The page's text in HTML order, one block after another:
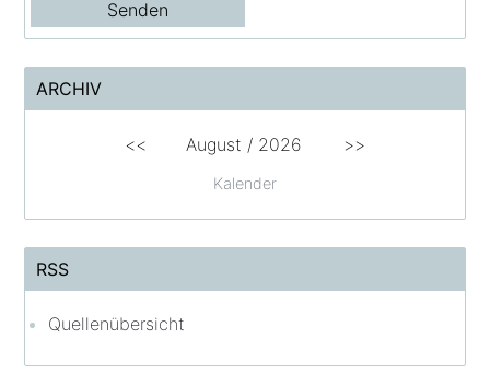
ARCHIV
Kalender
<< August / 2026 >>
RSS
Quellenübersicht